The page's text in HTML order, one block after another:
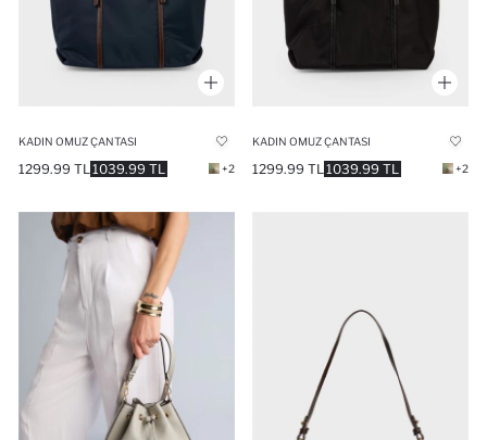
KADIN OMUZ ÇANTASI
1039.99 TL
1299.99 TL +2
KADIN OMUZ ÇANTASI
1039.99 TL
1299.99 TL +2